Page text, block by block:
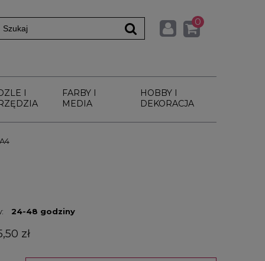
0
I
FARBY I
MEDIA
HOBBY I
DEKORACJA
24-48 godziny
zł